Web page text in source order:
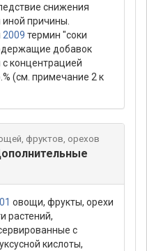
снижения
причины.
2009 термин "соки
добавок
с концентрацией
(см. примечание 2 к
фруктов, орехов
овощи, фрукты, орехи
растений,
с
кислоты,